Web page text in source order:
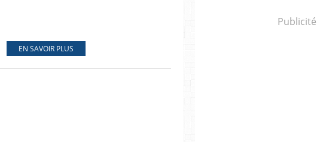
EN SAVOIR PLUS
Publicité